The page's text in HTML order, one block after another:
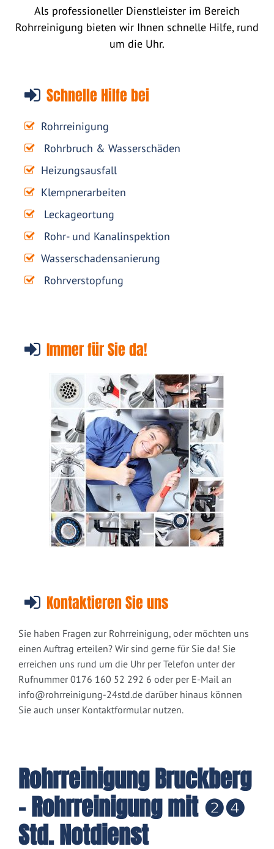
Als professioneller Dienstleister im Bereich
Rohrreinigung bieten wir Ihnen schnelle Hilfe, rund
um die Uhr.
Schnelle Hilfe bei
Rohrreinigung
Rohrbruch & Wasserschäden
Heizungsausfall
Klempnerarbeiten
Leckageortung
Rohr- und Kanalinspektion
Wasserschadensanierung
Rohrverstopfung
Immer für Sie da!
Kontaktieren Sie uns
Sie haben Fragen zur Rohrreinigung, oder möchten uns
einen Auftrag erteilen? Wir sind gerne für Sie da! Sie
erreichen uns rund um die Uhr per Telefon unter der
Rufnummer 0176 160 52 292 6 oder per E-Mail an
info@rohrreinigung-24std.de darüber hinaus können
Sie auch unser Kontaktformular nutzen.
Rohrreinigung Bruckberg
- Rohrreinigung mit ❷❹
Std. Notdienst